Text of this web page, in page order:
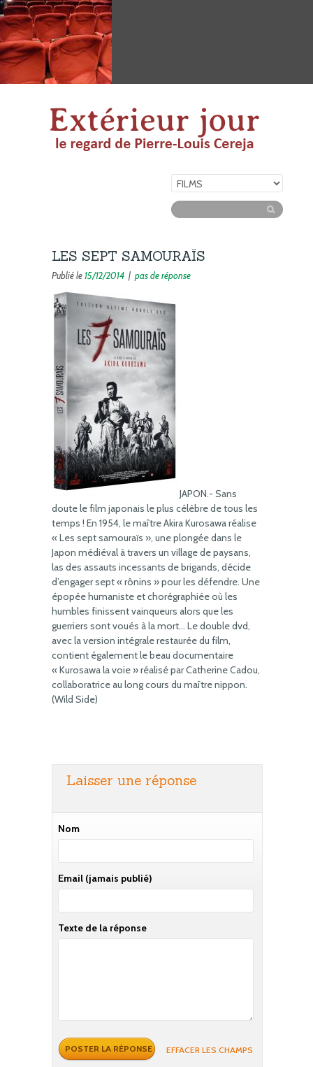
LES SEPT SAMOURAÏS
Publié le15/12/2014 | pas de réponse
JAPON.- Sans
doute le film japonais le plus célèbre de tous les
temps ! En 1954, le maître Akira Kurosawa réalise
« Les sept samouraïs », une plongée dans le
Japon médiéval à travers un village de paysans,
las des assauts incessants de brigands, décide
d’engager sept « rônins » pour les défendre. Une
épopée humaniste et chorégraphiée où les
humbles finissent vainqueurs alors que les
guerriers sont voués à la mort… Le double dvd,
avec la version intégrale restaurée du film,
contient également le beau documentaire
« Kurosawa la voie » réalisé par Catherine Cadou,
collaboratrice au long cours du maître nippon.
(Wild Side)
Laisser une réponse
Nom
Email (jamais publié)
Texte de la réponse
EFFACER LES CHAMPS